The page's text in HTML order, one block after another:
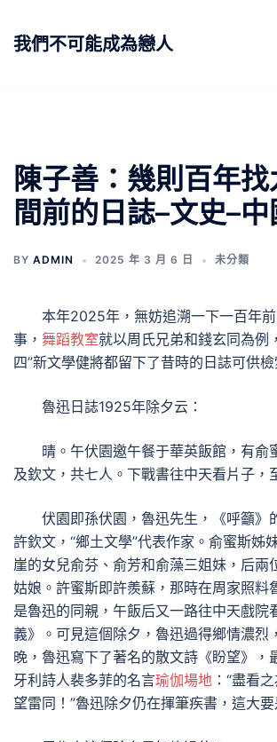
我們不可能成為戀人
陳子善：幾則百年
間前的日誌–文史–
BY ADMIN 2025 年 3 月 6 日 未分類
本年2025年，無妨追溯一下一百年
事， 舞蹈教室就以周氏兄弟和錢玄同為例
四”新文學健將都留下了昔時的日誌可供檢
魯迅日誌1925年除夕云：
晴。午伏園邀午餐于華英飯館，有俞
及欽文，共七人。下戰書往中天看片子，
伏園即孫伏園，魯迅先生，《呼籲》
許欽文，“鄉土文學”代表作家。俞蜜斯姊
崖的女兒俞芬、俞芳和俞藻三姐妹，后兩
姑娘。許蜜斯即許羨蘇，那時在周家照料
是魯迅的同親，午飯后又一路往中天戲院
義》。可見這個除夕，魯迅過得鄉情濃烈
晚，魯迅寫下了著名的散文詩《盼望》，
牙利詩人裴多菲的名言瑜伽場地 ：“盡看
望雷同！”魯迅除夕仍在揮筆疾書，這大要